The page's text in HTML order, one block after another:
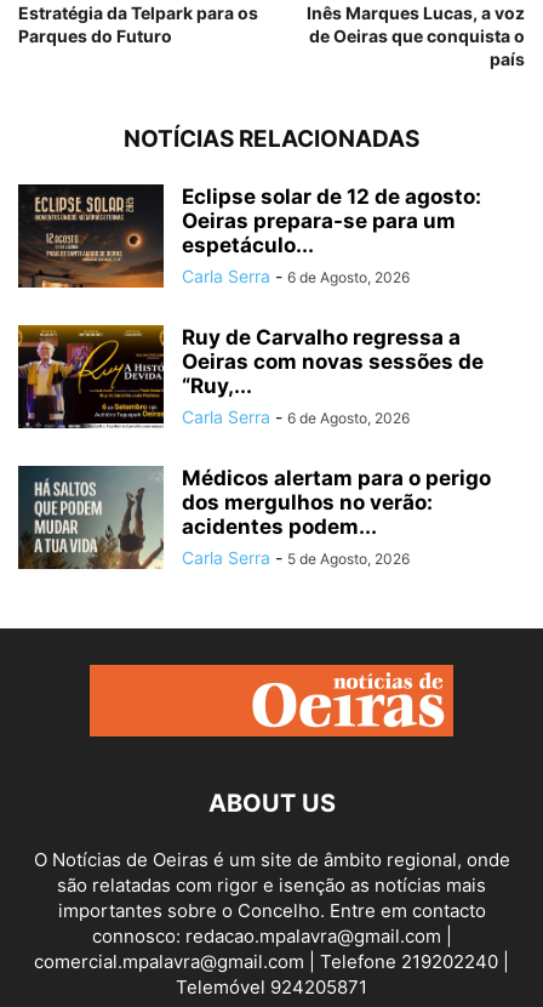
Estratégia da Telpark para os
Parques do Futuro
Inês Marques Lucas, a voz
de Oeiras que conquista o
país
NOTÍCIAS RELACIONADAS
Eclipse solar de 12 de agosto:
Oeiras prepara-se para um
espetáculo...
Carla Serra - 6 de Agosto, 2026
Ruy de Carvalho regressa a
Oeiras com novas sessões de
“Ruy,...
Carla Serra - 6 de Agosto, 2026
Médicos alertam para o perigo
dos mergulhos no verão:
acidentes podem...
Carla Serra - 5 de Agosto, 2026
ABOUT US
O Notícias de Oeiras é um site de âmbito regional, onde
são relatadas com rigor e isenção as notícias mais
importantes sobre o Concelho. Entre em contacto
connosco: redacao.mpalavra@gmail.com |
comercial.mpalavra@gmail.com | Telefone 219202240 |
Telemóvel 924205871